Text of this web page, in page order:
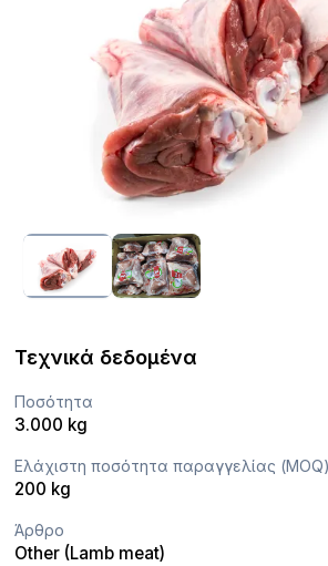
Τεχνικά δεδομένα
Ποσότητα
3.000 kg
Ελάχιστη ποσότητα παραγγελίας (MOQ)
200 kg
Άρθρο
Other (Lamb meat)